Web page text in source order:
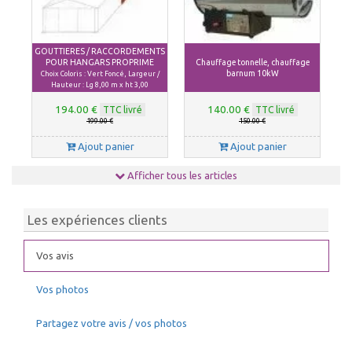
GOUTTIERES / RACCORDEMENTS
POUR HANGARS PROPRIME
Choix Coloris : Vert Foncé, Largeur /
Hauteur : Lg 8,00 m x ht 3,00
194.00 € TTC livré
199.00 €
Ajout panier
Chauffage tonnelle, chauffage
barnum 10kW
140.00 € TTC livré
150.00 €
Ajout panier
Afficher tous les articles
Les expériences clients
Vos avis
Vos photos
Partagez votre avis / vos photos